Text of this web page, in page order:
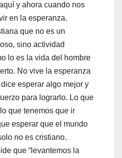
y ahora cuando nos
en la esperanza.
que no es un
sino actividad
lo es la vida del hombre
No vive la esperanza
esperar algo mejor y
para lograrlo. Lo que
que tenemos que ir
esperar que el mundo
no es cristiano.
que “levantemos la